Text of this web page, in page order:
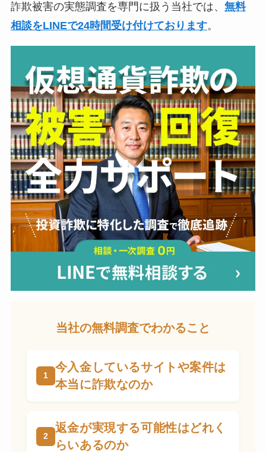
詐欺被害の実態調査を専門に扱う当社では、 無料
相談をLINEで24時間受け付けております。
当社の無料調査でわかること
今入金しているサイトや案件は
本当に詐欺なのか
返金が実現する可能性はどれく
らいあるのか